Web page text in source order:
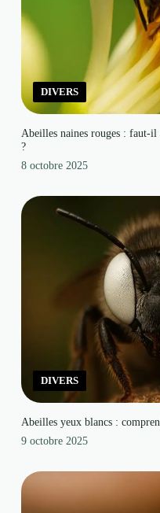
DIVERS
Abeilles naines rouges : faut-
?
8 octobre 2025
DIVERS
Abeilles yeux blancs :
9 octobre 2025